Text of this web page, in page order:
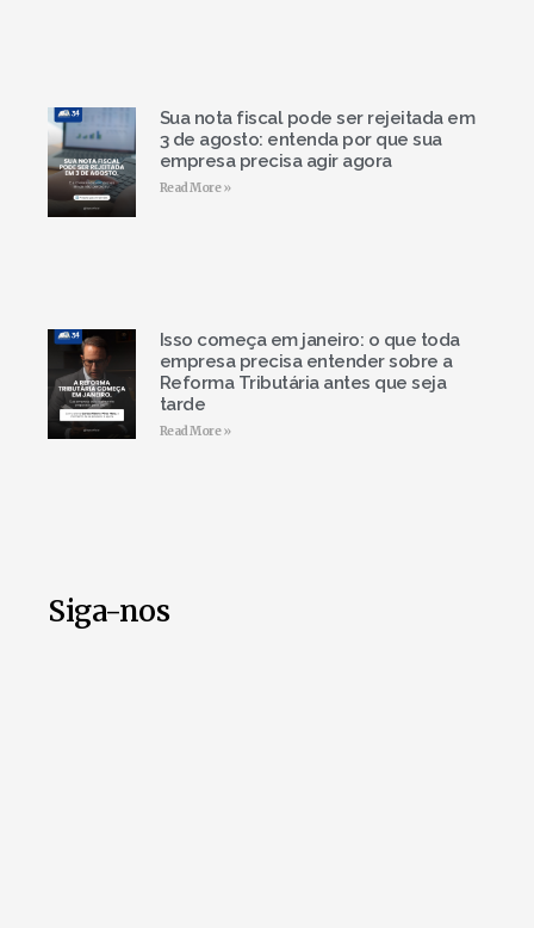
Sua nota fiscal pode ser rejeitada em
3 de agosto: entenda por que sua
empresa precisa agir agora
Read More »
Isso começa em janeiro: o que toda
empresa precisa entender sobre a
Reforma Tributária antes que seja
tarde
Read More »
Siga-nos